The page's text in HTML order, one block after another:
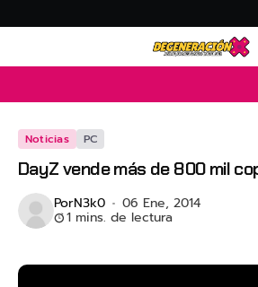
Noticias PC
DayZ vende más de 800 mil
PorN3k0 06 Ene, 2014
1 mins. de lectura